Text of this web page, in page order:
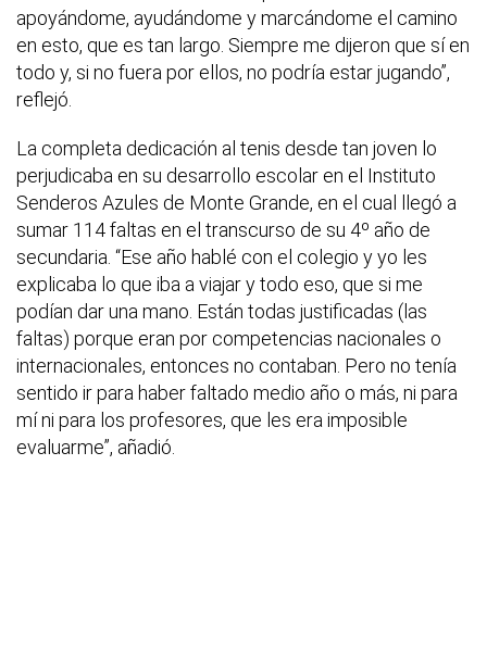
apoyándome, ayudándome y marcándome el camino
en esto, que es tan largo. Siempre me dijeron que sí en
todo y, si no fuera por ellos, no podría estar jugando”,
reflejó.
La completa dedicación al tenis desde tan joven lo
perjudicaba en su desarrollo escolar en el Instituto
Senderos Azules de Monte Grande, en el cual llegó a
sumar 114 faltas en el transcurso de su 4º año de
secundaria. “Ese año hablé con el colegio y yo les
explicaba lo que iba a viajar y todo eso, que si me
podían dar una mano. Están todas justificadas (las
faltas) porque eran por competencias nacionales o
internacionales, entonces no contaban. Pero no tenía
sentido ir para haber faltado medio año o más, ni para
mí ni para los profesores, que les era imposible
evaluarme”, añadió.